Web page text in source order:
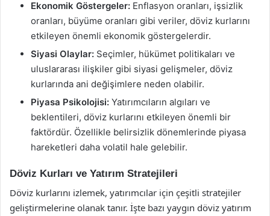
Ekonomik Göstergeler: Enflasyon oranları, işsizlik
oranları, büyüme oranları gibi veriler, döviz kurlarını
etkileyen önemli ekonomik göstergelerdir.
Siyasi Olaylar: Seçimler, hükümet politikaları ve
uluslararası ilişkiler gibi siyasi gelişmeler, döviz
kurlarında ani değişimlere neden olabilir.
Piyasa Psikolojisi: Yatırımcıların algıları ve
beklentileri, döviz kurlarını etkileyen önemli bir
faktördür. Özellikle belirsizlik dönemlerinde piyasa
hareketleri daha volatil hale gelebilir.
Döviz Kurları ve Yatırım Stratejileri
Döviz kurlarını izlemek, yatırımcılar için çeşitli stratejiler
geliştirmelerine olanak tanır. İşte bazı yaygın döviz yatırım